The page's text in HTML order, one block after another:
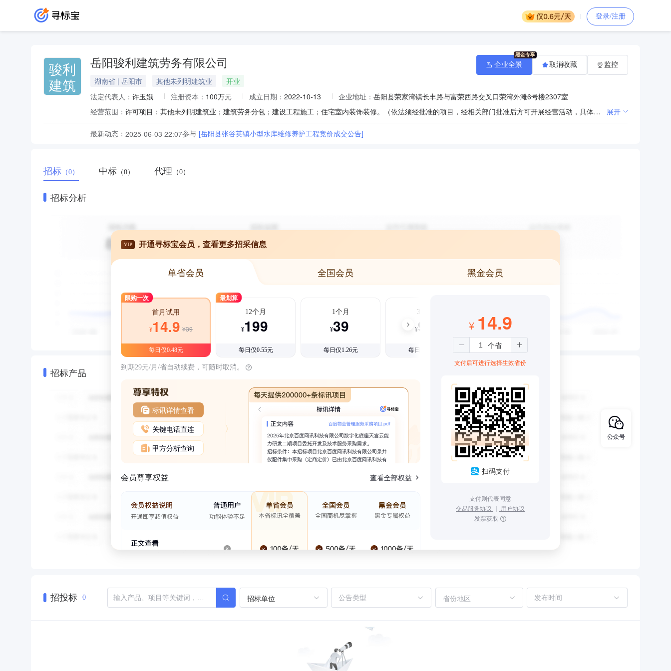
登录/注册
骏利
建筑
岳阳骏利建筑劳务有限公司
湖南省 | 岳阳市 其他未列明建筑业
开业
法定代表人： 许玉娥 注册资本： 100万元 成立日期： 2022-10-13 企业地址： 岳阳县荣家湾镇长丰路与富荣西路交叉口荣湾外滩6号楼2307室
经营范围：
许可项目：其他未列明建筑业；建筑劳务分包；建设工程施工；住宅室内装饰装修。（依法须经批准的项目，经相关部门批准后方可开展经营活动，具体经营项目以批准文件或许可证件为准）一般项目：土石方工程施工；住宅水电安装维护服务；普通机械设备安装服务。（除依法须经批准的项目外，自主开展法律法规未禁止、未限制的经营活动） 展开
最新动态： 2025-06-03 22:07参与 [岳阳县张谷英镇小型水库维修养护工程竞价成交公告]
企业全景 取消收藏 监控
招标 （0） 中标 （0） 代理 （0）
招标分析
招标产品
VIP 开通寻标宝会员，查看更多招采信息
单省会员 全国会员 黑金会员
限购一次
首月试用
¥14.9 ¥39
每日仅0.48元
最划算
12个月
¥199
每日仅0.55元
1个月
¥39
每日仅1.26元
3个月
¥99
每日仅1.08元
到期29元/月/省自动续费，可随时取消。
标讯详情查看
关键电话直连
甲方分析查询
会员尊享权益 查看全部权益
¥ 14.9
支付后可进行选择生效省份
扫码支付
支付则代表同意
交易服务协议 ｜ 用户协议
发票获取
招投标 0 招标单位 省份地区
公众号